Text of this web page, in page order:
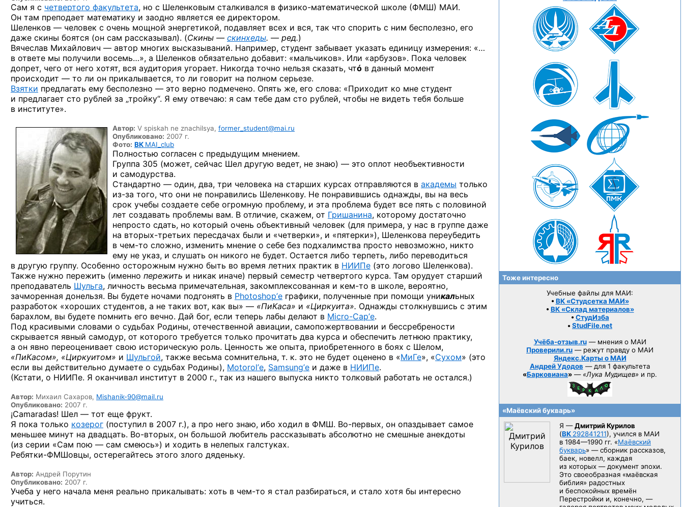
Сам я с четвертого факультета, но с Шеленковым сталкивался в физико-математической школе (ФМШ) МАИ.
Он там преподает математику и заодно является ее директором.
Шеленков — человек с очень мощной энергетикой, подавляет всех и вся, так что спорить с ним бесполезно, его
даже скины боятся (он сам рассказывал). (Скины — скинхеды. — ред.)
Вячеслав Михайлович — автор многих высказываний. Например, студент забывает указать единицу измерения: «…
в ответе мы получили восемь…», а Шеленков обязательно добавит: «мальчиков». Или «арбузов». Пока человек
допрет, чего от него хотят, вся аудитория угорает. Никогда точно нельзя сказать, чтó в данный момент
происходит — то ли он прикалывается, то ли говорит на полном серьезе.
Взятки предлагать ему бесполезно — это верно подмечено. Опять же, его слова: «Приходит ко мне студент
и предлагает сто рублей за „тройку“. Я ему отвечаю: я сам тебе дам сто рублей, чтобы не видеть тебя больше
в институте».
Автор: V spiskah ne znachilsya, former_student@mai.ru
Опубликовано: 2007 г.
Фото: ВК MAI_club
Полностью согласен с предыдущим мнением.
Группа 305 (может, сейчас Шел другую ведет, не знаю) — это оплот необъективности
и самодурства.
Стандартно — один, два, три человека на старших курсах отправляются в академы только
из-за того, что они не понравились Шеленкову. Не понравившись однажды, вы на весь
срок учебы создаете себе огромную проблему, и эта проблема будет все пять с половиной
лет создавать проблемы вам. В отличие, скажем, от Гришанина, которому достаточно
непросто сдать, но который очень объективный человек (для примера, у нас в группе даже
на вторых-третьих пересдачах были и «четверки», и «пятерки»), Шеленкова переубедить
в чем-то сложно, изменить мнение о себе без подхалимства просто невозможно, никто
ему не указ, и слушать он никого не будет. Остается либо терпеть, либо переводиться
в другую группу. Особенно осторожным нужно быть во время летних практик в НИИПе (это логово Шеленкова).
Также нужно пережить (именно пережить и никак иначе) первый семестр четвертого курса. Там орудует старший
преподаватель Шульга, личность весьма примечательная, закомплексованная и кем-то в школе, вероятно,
зачморенная донельзя. Вы будете ночами подгонять в Photoshop’е графики, полученные при помощи уникальных
разработок «хороших студентов, а не таких вот, как вы» — «ПиКаса» и «Циркуита». Однажды столкнувшись с этим
барахлом, вы будете помнить его вечно. Дай бог, если теперь лабы делают в Micro-Cap’е.
Под красивыми словами о судьбах Родины, отечественной авиации, самопожертвовании и бессребрености
скрывается явный самодур, от которого требуется только прочитать два курса и обеспечить летнюю практику,
а он явно переоценивает свою историческую роль. Ценность же опыта, приобретенного в боях с Шелом,
«ПиКасом», «Циркуитом» и Шульгой, также весьма сомнительна, т. к. это не будет оценено в «МиГе», «Сухом» (это
если вы действительно думаете о судьбах Родины), Motorol’е, Samsung’е и даже в НИИПе.
(Кстати, о НИИПе. Я оканчивал институт в 2000 г., так из нашего выпуска никто толковый работать не остался.)
Автор: Михаил Сахаров, Mishanik-90@mail.ru
Опубликовано: 2007 г.
¡Camaradas! Шел — тот еще фрукт.
Я пока только козерог (поступил в 2007 г.), а про него знаю, ибо ходил в ФМШ. Во-первых, он опаздывает самое
меньшее минут на двадцать. Во-вторых, он большой любитель рассказывать абсолютно не смешные анекдоты
(из серии «Сам пою — сам смеюсь») и ходить в нелепых галстуках.
Ребятки-ФМШовцы, остерегайтесь этого злого дяденьку.
Автор: Андрей Порутин
Опубликовано: 2007 г.
Учеба у него начала меня реально прикалывать: хоть в чем-то я стал разбираться, и стало хотя бы интересно
учиться.
Тоже интересно
Учебные файлы для МАИ:
• ВК «Студсетка МАИ»
• ВК «Склад материалов»
• СтудИзба
• StudFile.net
Учёба-отзыв.ru— мнения о МАИ
Проверили.ru — режут правду о МАИ
Яндекс.Карты о МАИ
Андрей Удодов — для 1 факультета
«Барковиана» — «Лука Мудищев» и пр.
«Маёвский букварь»
Я —Дмитрий Курилов
(ВК 292841211), учился в МАИ
в 1984—1990 гг. «Маёвский
букварь» — сборник рассказов,
баек, новелл, каждая
из которых — документ эпохи.
Это своеобразная «маёвская
библия» радостных
и беспокойных времён
Перестройки и, конечно, —